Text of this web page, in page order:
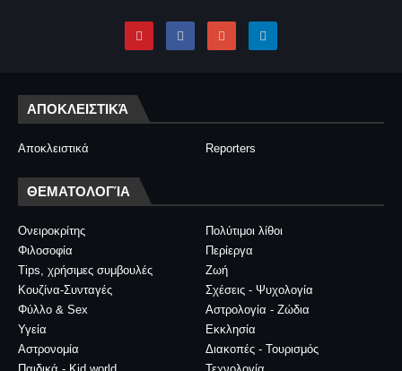
ΑΠΟΚΛΕΙΣΤΙΚΆ
Αποκλειστικά Reporters
ΘΕΜΑΤΟΛΟΓΊΑ
Ονειροκρίτης
Πολύτιμοι λίθοι
Φιλοσοφία
Περίεργα
Tips, χρήσιμες συμβουλές
Ζωή
Κουζίνα-Συνταγές
Σχέσεις - Ψυχολογία
Φύλλο & Sex
Αστρολογία - Ζώδια
Υγεία
Εκκλησία
Αστρονομία
Διακοπές - Τουρισμός